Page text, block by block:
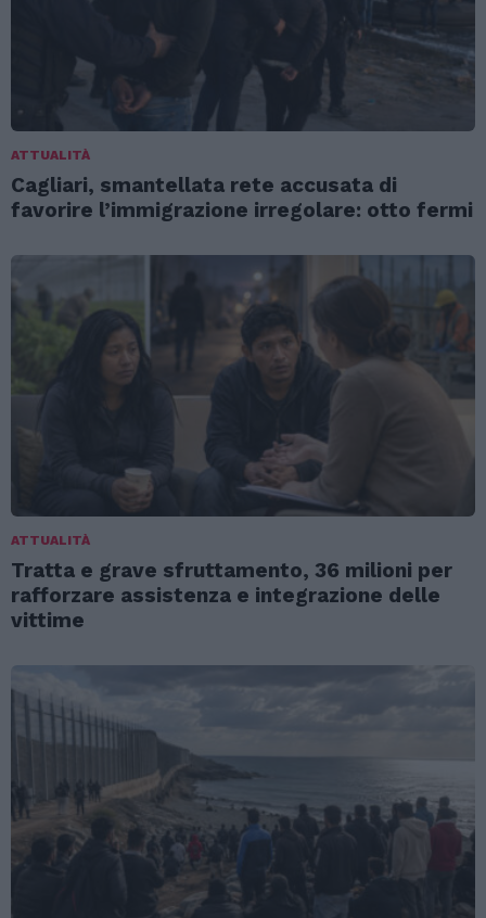
ATTUALITÀ
Cagliari, smantellata rete accusata di
favorire l’immigrazione irregolare: otto fermi
ATTUALITÀ
Tratta e grave sfruttamento, 36 milioni per
rafforzare assistenza e integrazione delle
vittime